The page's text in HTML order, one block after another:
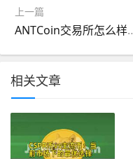
上一篇
ANTCoin交易所怎
相关文章